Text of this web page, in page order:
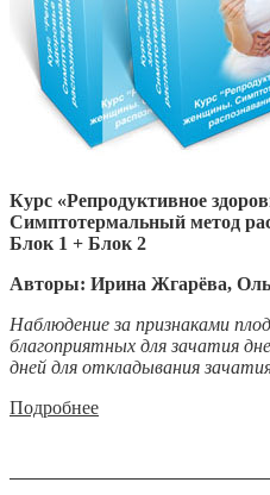
Курс «Репродуктивное
Симптотермальный метод
Блок 1 + Блок 2
Авторы: Ирина Жгарёва,
Наблюдение за признаками
благоприятных для зачатия
дней для откладывания
Подробнее